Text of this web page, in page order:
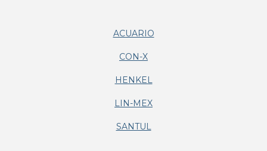
ACUARIO
CON-X
HENKEL
LIN-MEX
SANTUL